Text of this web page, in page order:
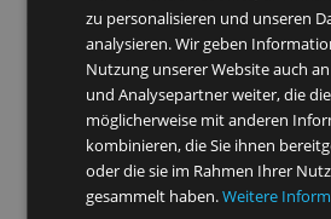
Wir verwenden Cookies
greifen beispielsweise
Ihre SafeSearch-
Sie relevantere Anzeigen
Besucherzahlen pro
der Anmeldung in
Diese Webseite
Wir verwenden Cookies, um
zu personalisieren und
analysieren. Wir geben
Nutzung unserer Website